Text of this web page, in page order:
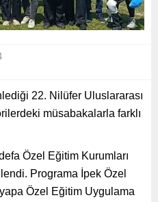
22. Nilüfer Uluslararası
müsabakalarla farklı
Özel Eğitim Kurumları
Programa İpek Özel
Özel Eğitim Uygulama